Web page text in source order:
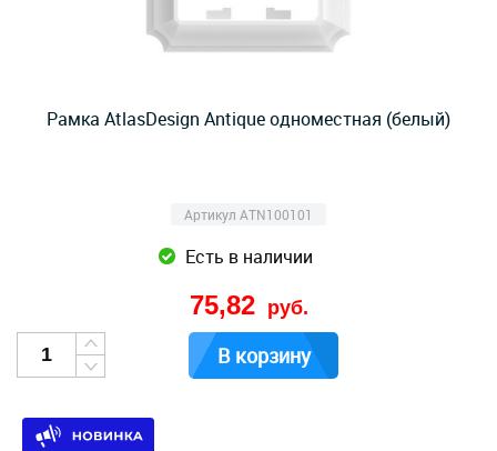
Рамка AtlasDesign Antique одноместная (белый)
Артикул ATN100101
Есть в наличии
75,82 руб.
В корзину